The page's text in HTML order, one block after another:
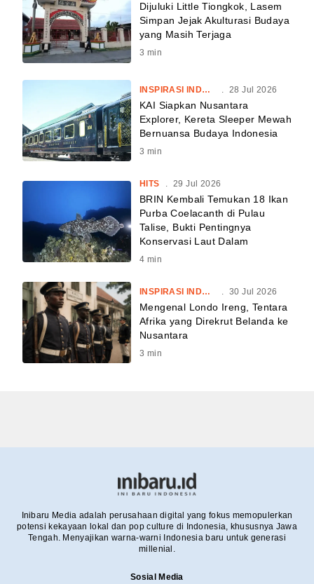
Dijuluki Little Tiongkok, Lasem
Simpan Jejak Akulturasi Budaya
yang Masih Terjaga
3 min
INSPIRASI INDONESIA 28 Jul 2026
KAI Siapkan Nusantara
Explorer, Kereta Sleeper Mewah
Bernuansa Budaya Indonesia
3 min
HITS 29 Jul 2026
BRIN Kembali Temukan 18 Ikan
Purba Coelacanth di Pulau
Talise, Bukti Pentingnya
Konservasi Laut Dalam
4 min
INSPIRASI INDONESIA . 30 Jul 2026
Mengenal Londo Ireng, Tentara
Afrika yang Direkrut Belanda ke
Nusantara
3 min
Inibaru Media adalah perusahaan digital yang fokus memopulerkan
potensi kekayaan lokal dan pop culture di Indonesia, khususnya Jawa
Tengah. Menyajikan warna-warni Indonesia baru untuk generasi
millenial.
Sosial Media